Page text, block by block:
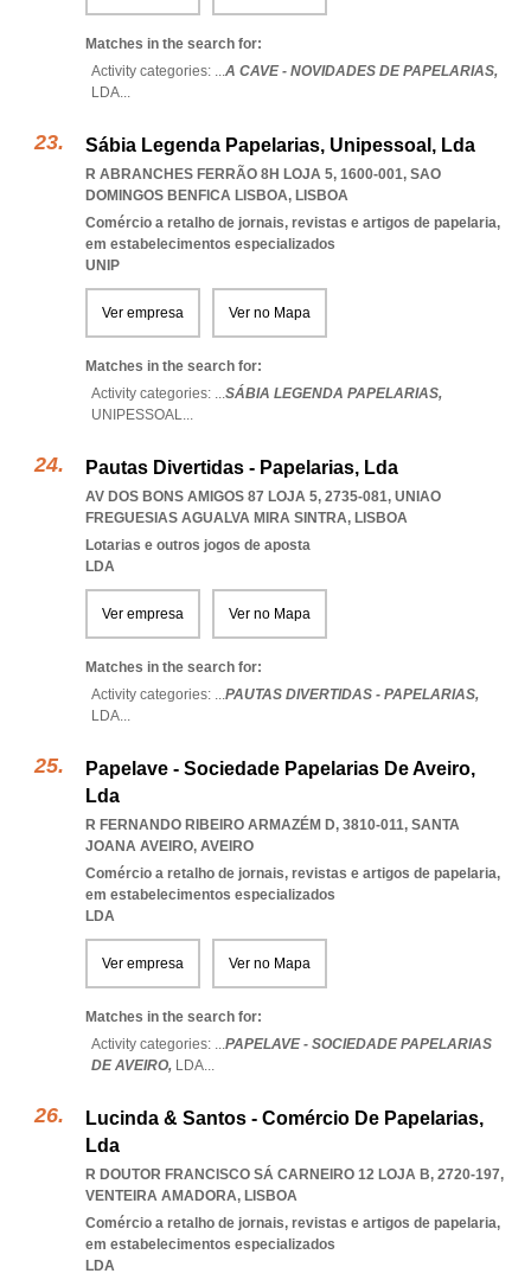
Matches in the search for:
Activity categories: ...A CAVE - NOVIDADES DE PAPELARIAS,
LDA...
Sábia Legenda Papelarias, Unipessoal, Lda
R ABRANCHES FERRÃO 8H LOJA 5, 1600-001, SAO
DOMINGOS BENFICA LISBOA, LISBOA
Comércio a retalho de jornais, revistas e artigos de papelaria,
em estabelecimentos especializados
UNIP
Ver empresa Ver no Mapa
Matches in the search for:
Activity categories: ...SÁBIA LEGENDA PAPELARIAS,
UNIPESSOAL...
Pautas Divertidas - Papelarias, Lda
AV DOS BONS AMIGOS 87 LOJA 5, 2735-081, UNIAO
FREGUESIAS AGUALVA MIRA SINTRA, LISBOA
Lotarias e outros jogos de aposta
LDA
Ver empresa Ver no Mapa
Matches in the search for:
Activity categories: ...PAUTAS DIVERTIDAS - PAPELARIAS,
LDA...
Papelave - Sociedade Papelarias De Aveiro,
Lda
R FERNANDO RIBEIRO ARMAZÉM D, 3810-011, SANTA
JOANA AVEIRO, AVEIRO
Comércio a retalho de jornais, revistas e artigos de papelaria,
em estabelecimentos especializados
LDA
Ver empresa Ver no Mapa
Matches in the search for:
Activity categories: ...PAPELAVE - SOCIEDADE PAPELARIAS
DE AVEIRO, LDA...
Lucinda & Santos - Comércio De Papelarias,
Lda
R DOUTOR FRANCISCO SÁ CARNEIRO 12 LOJA B, 2720-197,
VENTEIRA AMADORA, LISBOA
Comércio a retalho de jornais, revistas e artigos de papelaria,
em estabelecimentos especializados
LDA